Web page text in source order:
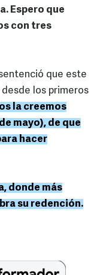
Espero que
con tres
que este
los primeros
la creemos
mayo), de que
hacer
donde más
su redención.